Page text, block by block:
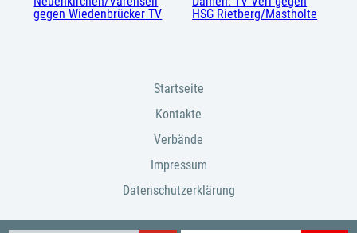
gegen Wiedenbrücker TV
HSG Rietberg/Mastholte
Startseite
Kontakte
Verbände
Impressum
Datenschutzerklärung